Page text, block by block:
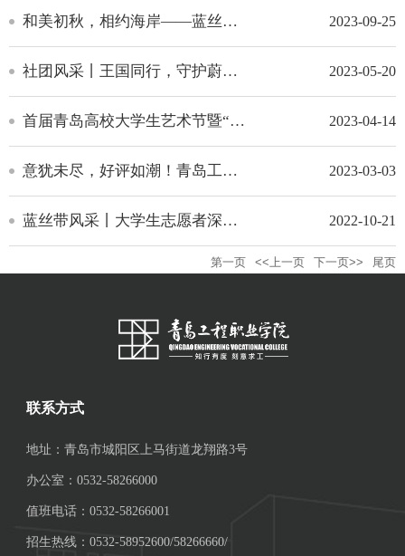
和美初秋，相约海岸——蓝丝带海洋保护志愿服务社开展净滩活动 2023-09-25
社团风采丨王国同行，守护蔚蓝海洋 2023-05-20
首届青岛高校大学生艺术节暨“国旗情，爱国心”青岛工程职业学院首届合唱展演圆满落幕 2023-04-14
意犹未尽，好评如潮！青岛工程职业学院2023年“高雅艺术进校园”活动之青岛交响乐团音乐会引发广泛热议 2023-03-03
蓝丝带风采丨大学生志愿者深秋“重塑”美丽海岸 2022-10-21
第一页 <<上一页 下一页>> 尾页
联系方式
地址：青岛市城阳区上马街道龙翔路3号
办公室：0532-58266000
值班电话：0532-58266001
招生热线：0532-58952600/58266660/